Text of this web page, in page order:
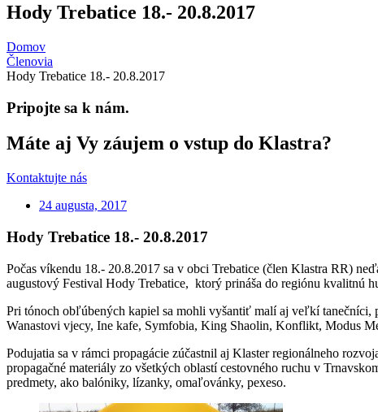
Hody Trebatice 18.- 20.8.2017
Domov
Členovia
Hody Trebatice 18.- 20.8.2017
Pripojte sa k nám.
Máte aj Vy záujem o vstup do Klastra?
Kontaktujte nás
24 augusta, 2017
Hody Trebatice 18.- 20.8.2017
Počas víkendu 18.- 20.8.2017 sa v obci Trebatice (člen Klastra RR)
augustový Festival Hody Trebatice, ktorý prináša do regiónu kvalitnú
Pri tónoch obľúbených kapiel sa mohli vyšantiť malí aj veľkí
Wanastovi vjecy, Ine kafe, Symfobia, King Shaolin, Konflikt, Modus
Podujatia sa v rámci propagácie zúčastnil aj Klaster regionálneho
propagačné materiály zo všetkých oblastí cestovného ruchu v
predmety, ako balóniky, lízanky, omaľovánky, pexeso.